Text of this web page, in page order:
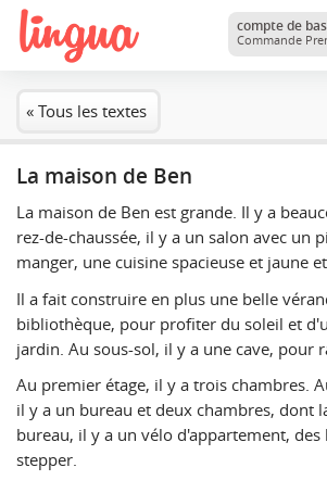
compte de
Commande
« Tous les textes
La maison de Ben
La maison de Ben est grande. Il y a
rez-de-chaussée, il y a un salon avec un
manger, une cuisine spacieuse et jaune
Il a fait construire en plus une belle
bibliothèque, pour profiter du soleil et
jardin. Au sous-sol, il y a une cave, pour
Au premier étage, il y a trois chambres.
il y a un bureau et deux chambres, dont
bureau, il y a un vélo d'appartement, des
stepper.